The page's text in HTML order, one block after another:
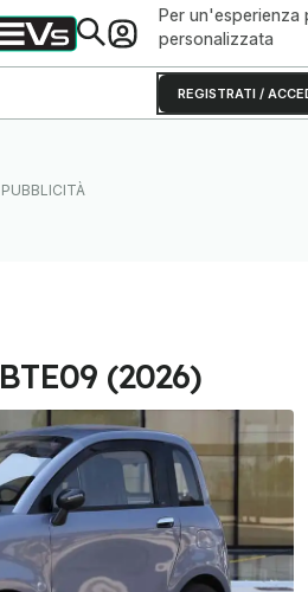
Per un'esperienza
personalizzata
REGISTRATI /
(2026)